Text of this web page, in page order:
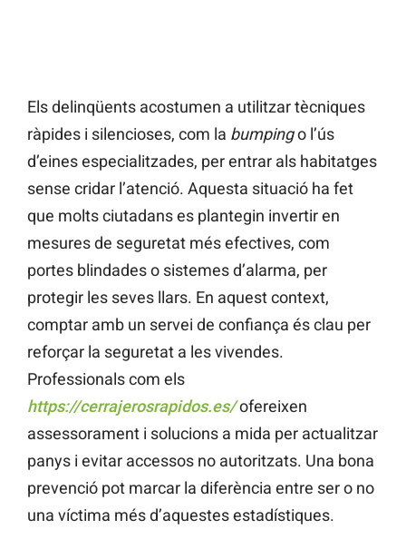
Els delinqüents acostumen a utilitzar tècniques
ràpides i silencioses, com la bumpingo l’ús
d’eines especialitzades, per entrar als habitatges
sense cridar l’atenció. Aquesta situació ha fet
que molts ciutadans es plantegin invertir en
mesures de seguretat més efectives, com
portes blindades o sistemes d’alarma, per
protegir les seves llars. En aquest context,
comptar amb un servei de confiança és clau per
reforçar la seguretat a les vivendes.
Professionals com els
https://cerrajerosrapidos.es/ofereixen
assessorament i solucions a mida per actualitzar
panys i evitar accessos no autoritzats. Una bona
prevenció pot marcar la diferència entre ser o no
una víctima més d’aquestes estadístiques.